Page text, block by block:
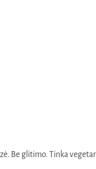
Be glitimo. Tinka